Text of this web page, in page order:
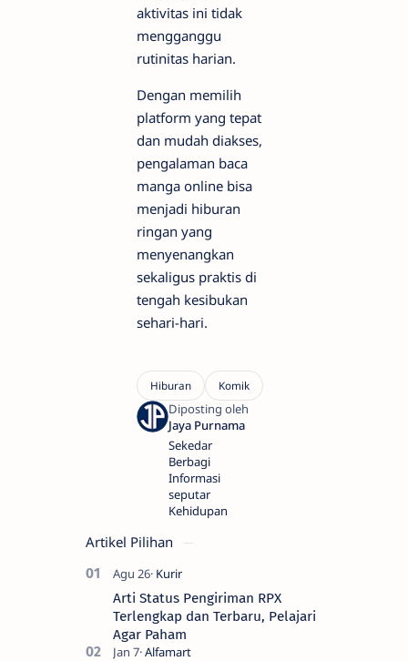
aktivitas ini tidak
mengganggu
rutinitas harian.
Dengan memilih
platform yang tepat
dan mudah diakses,
pengalaman baca
manga online bisa
menjadi hiburan
ringan yang
menyenangkan
sekaligus praktis di
tengah kesibukan
sehari-hari.
Sekedar
Berbagi
Informasi
seputar
Kehidupan
Artikel Pilihan
Arti Status Pengiriman RPX
Terlengkap dan Terbaru, Pelajari
Agar Paham